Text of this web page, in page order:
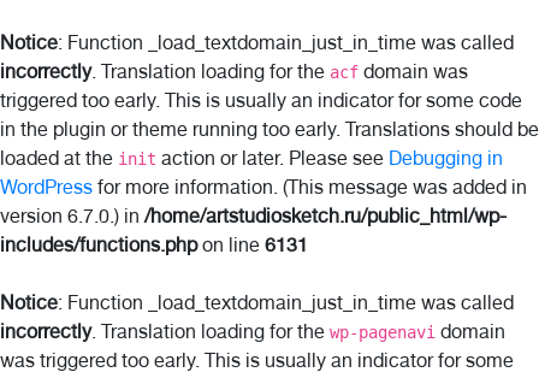
Notice: Function _load_textdomain_just_in_time was called
incorrectly. Translation loading for the acf domain was
triggered too early. This is usually an indicator for some code
in the plugin or theme running too early. Translations should be
loaded at the init action or later. Please see Debugging in
WordPress for more information. (This message was added in
version 6.7.0.) in/home/artstudiosketch.ru/public_html/wp-
includes/functions.phpon line 6131
Notice: Function _load_textdomain_just_in_time was called
incorrectly. Translation loading for the wp-pagenavi domain
was triggered too early. This is usually an indicator for some